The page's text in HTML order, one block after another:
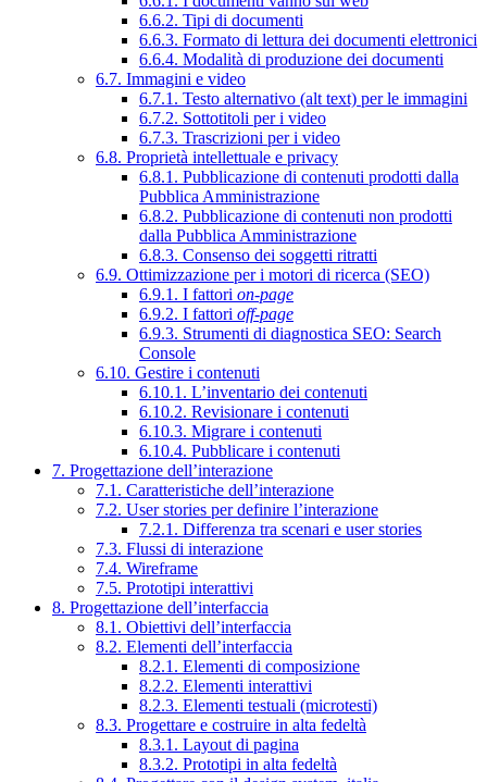
6.6.2. Tipi di documenti
6.6.3. Formato di lettura dei documenti elettronici
6.6.4. Modalità di produzione dei documenti
6.7. Immagini e video
6.7.1. Testo alternativo (alt text) per le immagini
6.7.2. Sottotitoli per i video
6.7.3. Trascrizioni per i video
6.8. Proprietà intellettuale e privacy
6.8.1. Pubblicazione di contenuti prodotti dalla
Pubblica Amministrazione
6.8.2. Pubblicazione di contenuti non prodotti
dalla Pubblica Amministrazione
6.8.3. Consenso dei soggetti ritratti
6.9. Ottimizzazione per i motori di ricerca (SEO)
6.9.1. I fattori on-page
6.9.2. I fattori off-page
6.9.3. Strumenti di diagnostica SEO: Search
Console
6.10. Gestire i contenuti
6.10.1. L’inventario dei contenuti
6.10.2. Revisionare i contenuti
6.10.3. Migrare i contenuti
6.10.4. Pubblicare i contenuti
7. Progettazione dell’interazione
7.1. Caratteristiche dell’interazione
7.2. User stories per definire l’interazione
7.2.1. Differenza tra scenari e user stories
7.3. Flussi di interazione
7.4. Wireframe
7.5. Prototipi interattivi
8. Progettazione dell’interfaccia
8.1. Obiettivi dell’interfaccia
8.2. Elementi dell’interfaccia
8.2.1. Elementi di composizione
8.2.2. Elementi interattivi
8.2.3. Elementi testuali (microtesti)
8.3. Progettare e costruire in alta fedeltà
8.3.1. Layout di pagina
8.3.2. Prototipi in alta fedeltà